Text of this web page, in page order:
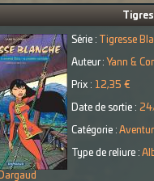
Série : Tigresse
Auteur : Yann &
Prix : 12,35 €
Date de sortie :
Catégorie :
Type de reliure :
Dargaud